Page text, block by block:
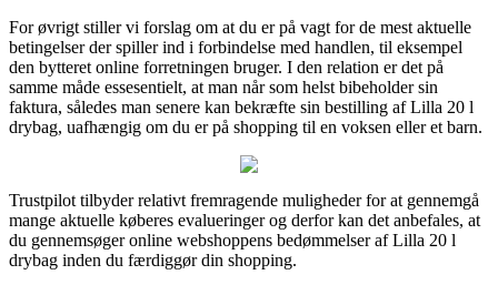
For øvrigt stiller vi forslag om at du er på vagt for de mest aktuelle
betingelser der spiller ind i forbindelse med handlen, til eksempel
den bytteret online forretningen bruger. I den relation er det på
samme måde essesentielt, at man når som helst bibeholder sin
faktura, således man senere kan bekræfte sin bestilling af Lilla 20 l
drybag, uafhængig om du er på shopping til en voksen eller et barn.
Trustpilot tilbyder relativt fremragende muligheder for at gennemgå
mange aktuelle køberes evalueringer og derfor kan det anbefales, at
du gennemsøger online webshoppens bedømmelser af Lilla 20 l
drybag inden du færdiggør din shopping.